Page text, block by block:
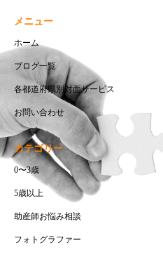
メニュー
ホーム
ブログ一覧
各都道府県別対面サービス
お問い合わせ
カテゴリー
0〜3歳
5歳以上
助産師お悩み相談
フォトグラファー